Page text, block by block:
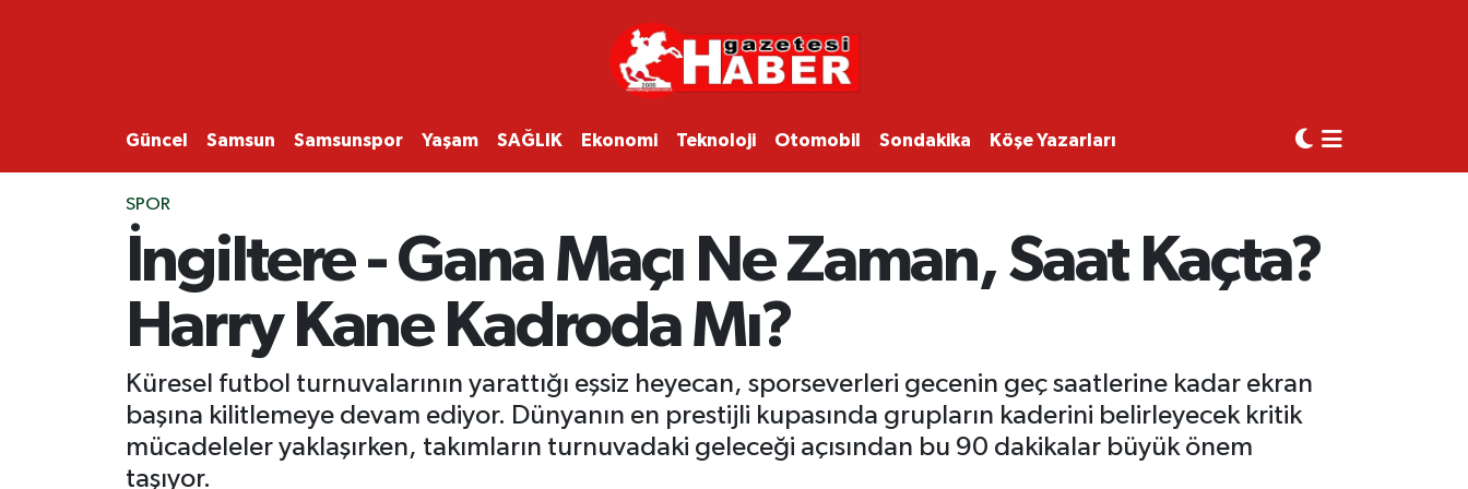
Güncel Samsun Samsunspor Yaşam SAĞLIK Ekonomi Teknoloji Otomobil Sondakika Köşe Yazarları
SPOR
İngiltere - Gana Maçı Ne Zaman, Saat Kaçta?
Harry Kane Kadroda Mı?
Küresel futbol turnuvalarının yarattığı eşsiz heyecan, sporseverleri gecenin geç saatlerine kadar ekran
başına kilitlemeye devam ediyor. Dünyanın en prestijli kupasında grupların kaderini belirleyecek kritik
mücadeleler yaklaşırken, takımların turnuvadaki geleceği açısından bu 90 dakikalar büyük önem
taşıyor.
SAMSUN
SAMSUNSPOR
EKONOMİ